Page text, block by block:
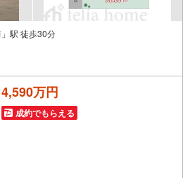
駅 徒歩30分
4,590万円
成約でもらえる